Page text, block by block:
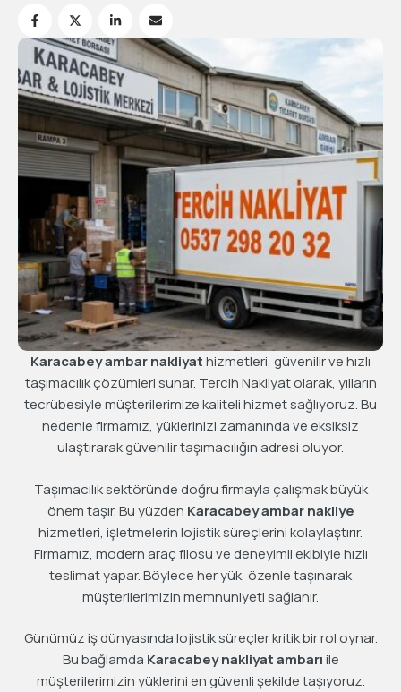
Karacabey ambar nakliyathizmetleri, güvenilir ve hızlı
taşımacılık çözümleri sunar. Tercih Nakliyat olarak, yılların
tecrübesiyle müşterilerimize kaliteli hizmet sağlıyoruz. Bu
nedenle firmamız, yüklerinizi zamanında ve eksiksiz
ulaştırarak güvenilir taşımacılığın adresi oluyor.
Taşımacılık sektöründe doğru firmayla çalışmak büyük
önem taşır. Bu yüzden Karacabey ambar nakliye
hizmetleri, işletmelerin lojistik süreçlerini kolaylaştırır.
Firmamız, modern araç filosu ve deneyimli ekibiyle hızlı
teslimat yapar. Böylece her yük, özenle taşınarak
müşterilerimizin memnuniyeti sağlanır.
Günümüz iş dünyasında lojistik süreçler kritik bir rol oynar.
Bu bağlamda Karacabey nakliyat ambarıile
müşterilerimizin yüklerini en güvenli şekilde taşıyoruz.